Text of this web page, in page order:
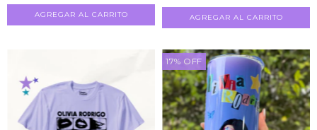
AGREGAR AL CARRITO AGREGAR AL CARRITO
17% OFF